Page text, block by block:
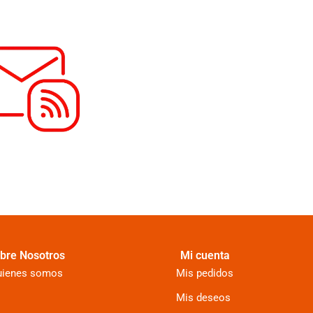
Nosotros
somos
Mi cuenta
Mis pedidos
Mis deseos